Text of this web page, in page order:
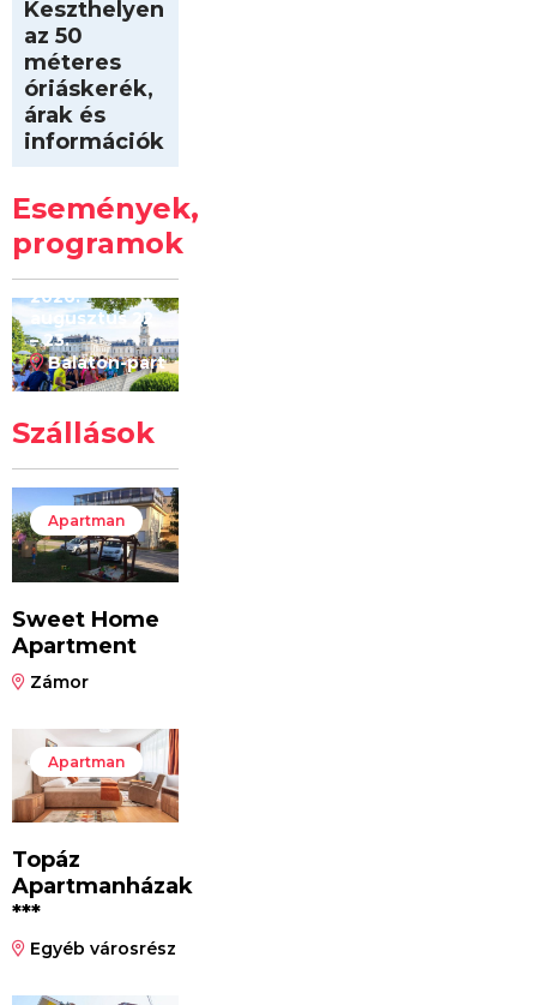
Keszthelyen
az 50
méteres
óriáskerék,
árak és
információk
Események,
programok
Kilóméterek
2026
2026.
augusztus 22
– 23.
Balaton-part
Szállások
Apartman
Sweet Home
Apartment
Zámor
Apartman
Topáz
Apartmanházak
***
Egyéb városrész